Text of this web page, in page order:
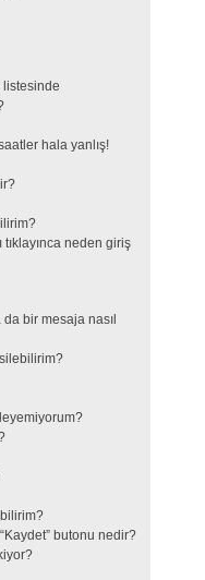
listesinde
hala yanlış!
tıklayınca neden giriş
bir mesaja nasıl
butonu nedir?